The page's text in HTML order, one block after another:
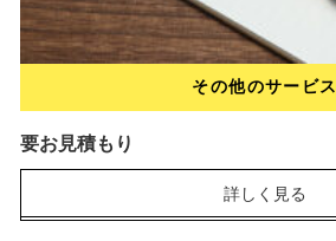
鍵取付
その他のサービス
要お見積もり
詳しく見る